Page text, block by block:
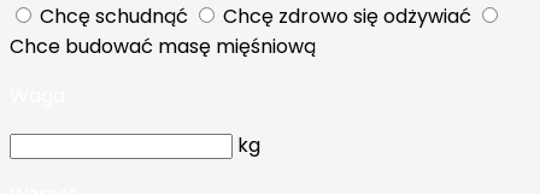
Chcę schudnąć
Chcę zdrowo się odżywiać
Chce budować masę mięśniową
kg